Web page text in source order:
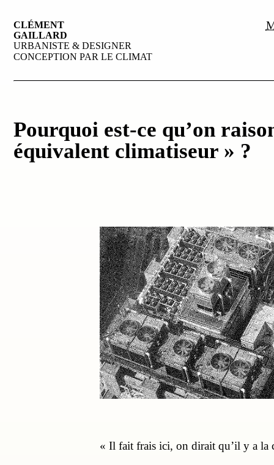
CLÉMENT
GAILLARD
URBANISTE & DESIGNER
CONCEPTION PAR LE CLIMAT
Pourquoi est-ce qu’on
équivalent climatiseur » ?
« Il fait frais ici, on dirait qu’il y a la